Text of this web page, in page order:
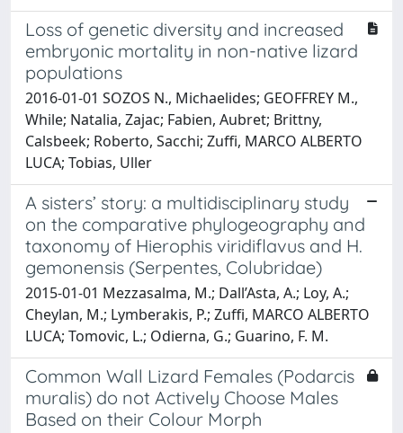
Loss of genetic diversity and increased
embryonic mortality in non-native lizard
populations
2016-01-01 SOZOS N., Michaelides; GEOFFREY M.,
While; Natalia, Zajac; Fabien, Aubret; Brittny,
Calsbeek; Roberto, Sacchi; Zuffi, MARCO ALBERTO
LUCA; Tobias, Uller
A sisters’ story: a multidisciplinary study
on the comparative phylogeography and
taxonomy of Hierophis viridiflavus and H.
gemonensis (Serpentes, Colubridae)
2015-01-01 Mezzasalma, M.; Dall’Asta, A.; Loy, A.;
Cheylan, M.; Lymberakis, P.; Zuffi, MARCO ALBERTO
LUCA; Tomovic, L.; Odierna, G.; Guarino, F. M.
Common Wall Lizard Females (Podarcis
muralis) do not Actively Choose Males
Based on their Colour Morph